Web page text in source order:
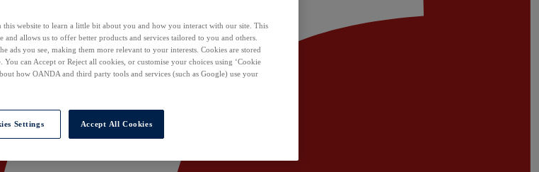
this website to learn a little bit about you and how you interact with our site. This
allows us to offer better products and services tailored to you and others.
ads you see, making them more relevant to your interests. Cookies are stored
can Accept or Reject all cookies, or customise your choices using ‘Cookie
how OANDA and third party tools and services (such as Google) use your
Settings Accept All Cookies